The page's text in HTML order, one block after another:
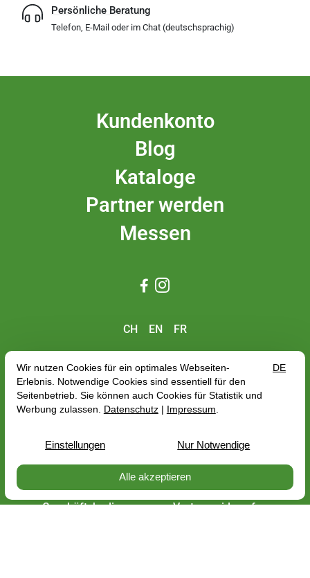
Persönliche Beratung
Telefon, E-Mail oder im Chat (deutschsprachig)
Kundenkonto
Blog
Kataloge
Partner werden
Messen
 
CH EN FR
PerNaturam GmbH
An der Trift 8
56290 Gödenroth
info@pernaturam.ch
Datenschutz Impressum
Versandkosten
Geschäftsbedingungen
Vertrag widerrufen